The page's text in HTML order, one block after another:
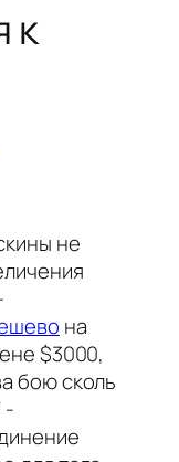
к
не
на
$3000,
бою сколь
-